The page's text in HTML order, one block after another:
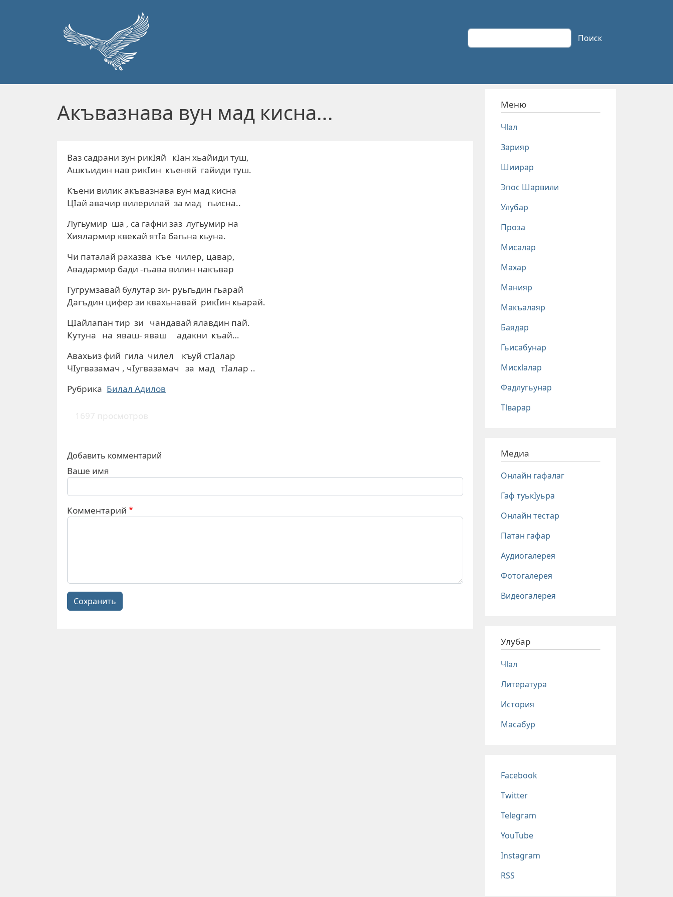
Поиск Поиск
Акъвазнава вун мад кисна...
Ваз садрани зун рикIяй кIан хьайиди туш,
Ашкъидин нав рикIин къеняй гайиди туш.
Къени вилик акъвазнава вун мад кисна
ЦIай авачир вилерилай за мад гьисна..
Лугьумир ша , са гафни заз лугьумир на
Хиялармир квекай ятIа багьна кьуна.
Чи паталай рахазва къе чилер, цавар,
Авадармир бади -гьава вилин накъвар
Гугрумзавай булутар зи- руьгьдин гьарай
Дагъдин цифер зи квахьнавай рикIин кьарай.
ЦIайлапан тир зи чандавай ялавдин пай.
Кутуна на яваш- яваш адакни къай…
Авахьиз фий гила чилел къуй стIалар
ЧIугвазамач , чIугвазамач за мад тIалар ..
Рубрика Билал Адилов
1697 просмотров
Добавить комментарий
Ваше имя
Комментарий
Сохранить
Меню
Чlал
Зарияр
Шиирар
Эпос Шарвили
Улубар
Проза
Мисалар
Махар
Манияр
Макъалаяр
Баядар
Гьисабунар
Мискlалар
Фадлугьунар
Тlварар
Медиа
Онлайн гафалаг
Гаф туькIуьра
Онлайн тестар
Патан гафар
Аудиогалерея
Фотогалерея
Видеогалерея
Улубар
Чlал
Литература
История
Масабур
Соц сети
Facebook
Twitter
Telegram
YouTube
Instagram
RSS